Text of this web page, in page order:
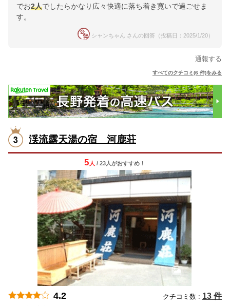
でお2人でしたらかなり広々快適に落ち着き寛いで過ごせま
す。
シャンちゃん さんの回答（投稿日：2025/1/20）
通報する
すべてのクチコミ(6 件)をみる
渓流露天湯の宿 河鹿荘
5 人 / 23人がおすすめ！
4.2 クチコミ数 : 13 件